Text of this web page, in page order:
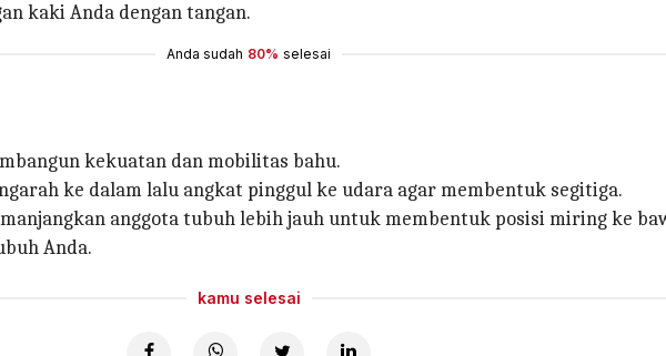
kaki Anda dengan tangan.
Anda sudah 80% selesai
kekuatan dan mobilitas bahu.
ke dalam lalu angkat pinggul ke udara agar membentuk segitiga.
anggota tubuh lebih jauh untuk membentuk posisi miring ke
Anda.
kamu selesai